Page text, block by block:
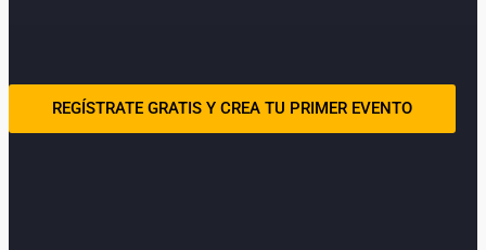
REGÍSTRATE GRATIS Y CREA TU PRIMER EVENTO